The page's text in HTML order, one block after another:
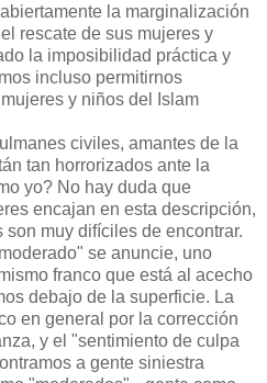
la marginalización
rescate de sus mujeres y
la imposibilidad práctica y
incluso permitirnos
y niños del Islam
civiles, amantes de la
tan horrorizados ante la
yo? No hay duda que
encajan en esta descripción,
muy difíciles de encontrar.
se anuncie, uno
franco que está al acecho
debajo de la superficie. La
en general por la corrección
y el "sentimiento de culpa
a gente siniestra